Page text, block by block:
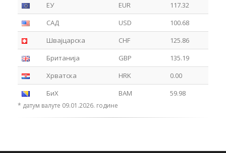
ЕУ
EUR
117.32
САД
USD
100.68
Швајцарска
CHF
125.86
Британија
GBP
135.19
Хрватска
HRK
0.00
БиХ
BAM 59.98
* датум валуте 09.01.2026. године